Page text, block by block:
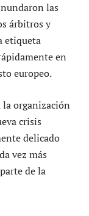
las
árbitros y
etiqueta
en
europeo.
organización
crisis
delicado
vez más
de la